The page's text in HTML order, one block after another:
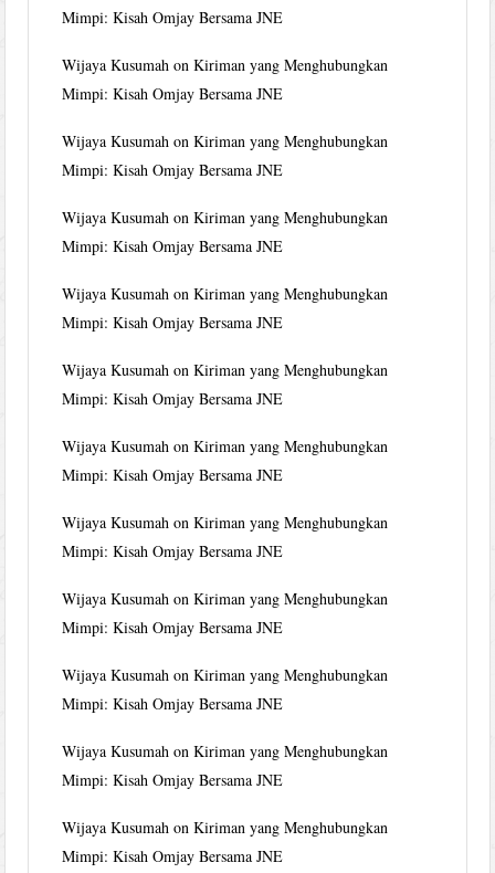
Mimpi: Kisah Omjay Bersama JNE
Wijaya Kusumah onKiriman yang Menghubungkan
Mimpi: Kisah Omjay Bersama JNE
Wijaya Kusumah onKiriman yang Menghubungkan
Mimpi: Kisah Omjay Bersama JNE
Wijaya Kusumah onKiriman yang Menghubungkan
Mimpi: Kisah Omjay Bersama JNE
Wijaya Kusumah onKiriman yang Menghubungkan
Mimpi: Kisah Omjay Bersama JNE
Wijaya Kusumah onKiriman yang Menghubungkan
Mimpi: Kisah Omjay Bersama JNE
Wijaya Kusumah onKiriman yang Menghubungkan
Mimpi: Kisah Omjay Bersama JNE
Wijaya Kusumah onKiriman yang Menghubungkan
Mimpi: Kisah Omjay Bersama JNE
Wijaya Kusumah onKiriman yang Menghubungkan
Mimpi: Kisah Omjay Bersama JNE
Wijaya Kusumah onKiriman yang Menghubungkan
Mimpi: Kisah Omjay Bersama JNE
Wijaya Kusumah onKiriman yang Menghubungkan
Mimpi: Kisah Omjay Bersama JNE
Wijaya Kusumah onKiriman yang Menghubungkan
Mimpi: Kisah Omjay Bersama JNE